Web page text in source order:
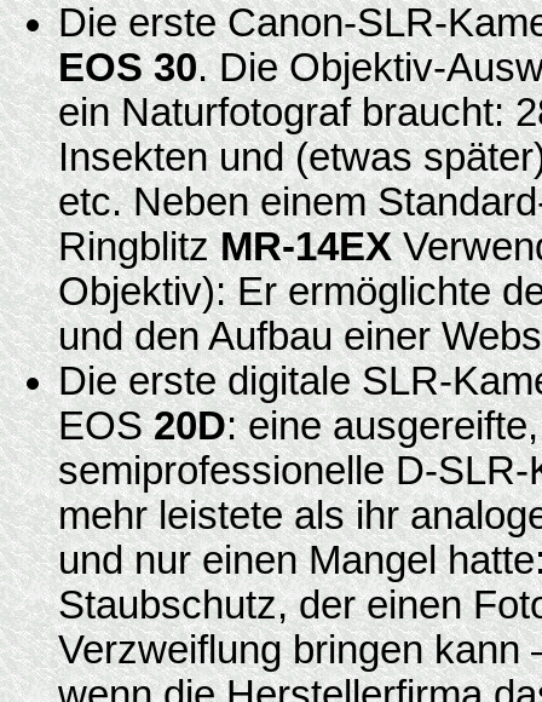
Die erste Canon-SLR-
EOS 30. Die Objektiv-
ein Naturfotograf braucht:
Insekten und (etwas
etc. Neben einem
RingblitzMR-14EX
Objektiv): Er ermöglichte
und den Aufbau einer
Die erste digitale SLR-
EOS20D: eine
semiprofessionelle D-SLR-
mehr leistete als ihr
und nur einen Mangel
Staubschutz, der einen
Verzweiflung bringen kann